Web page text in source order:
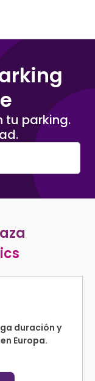
tu parking.
duración y
Europa.